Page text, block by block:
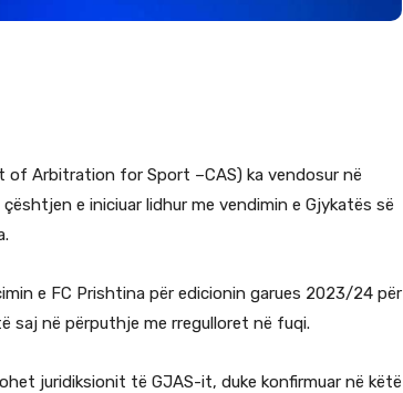
Arbitration for Sport –CAS) ka vendosur në
e iniciuar lidhur me vendimin e Gjykatës së
e FC Prishtina për edicionin garues 2023/24 për
saj në përputhje me rregulloret në fuqi.
juridiksionit të GJAS-it, duke konfirmuar në këtë